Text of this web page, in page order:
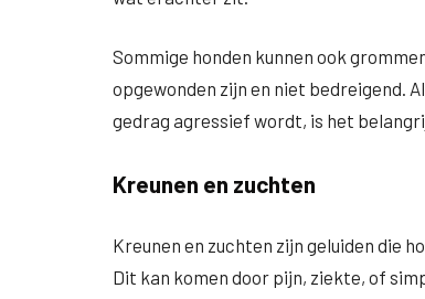
Sommige honden kunnen ook
opgewonden zijn en niet bedreigend.
gedrag agressief wordt, is het
Kreunen en zuchten
Kreunen en zuchten zijn geluiden die
Dit kan komen door pijn, ziekte, of